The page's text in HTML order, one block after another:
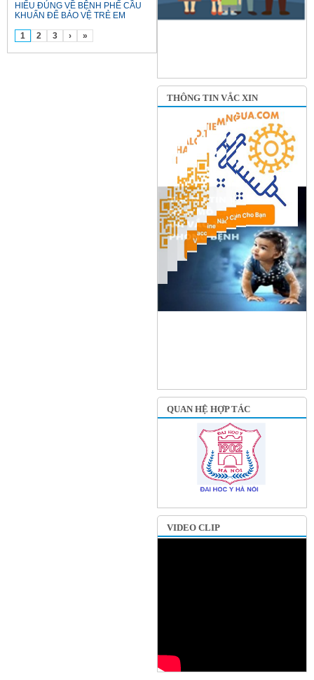
HIỂU ĐÚNG VỀ BỆNH PHẾ CẦU
KHUẨN ĐỂ BẢO VỆ TRẺ EM
1 2 3 › »
THÔNG TIN VẮC XIN
QUAN HỆ HỢP TÁC
VIDEO CLIP